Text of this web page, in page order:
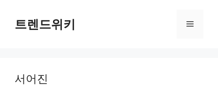
트렌드위키 메
서어진